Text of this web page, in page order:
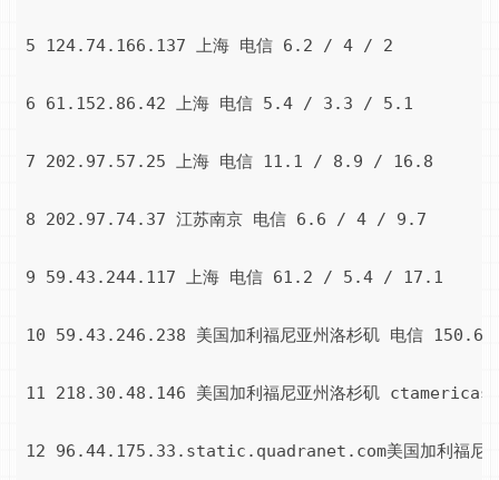
5 124.74.166.137 上海 电信 6.2 / 4 / 2
6 61.152.86.42 上海 电信 5.4 / 3.3 / 5.1
7 202.97.57.25 上海 电信 11.1 / 8.9 / 16.8
8 202.97.74.37 江苏南京 电信 6.6 / 4 / 9.7
9 59.43.244.117 上海 电信 61.2 / 5.4 / 17.1
10 59.43.246.238 美国加利福尼亚州洛杉矶 电信
11 218.30.48.146 美国加利福尼亚州洛杉矶
12 96.44.175.33.static.quadranet.com美国加利福